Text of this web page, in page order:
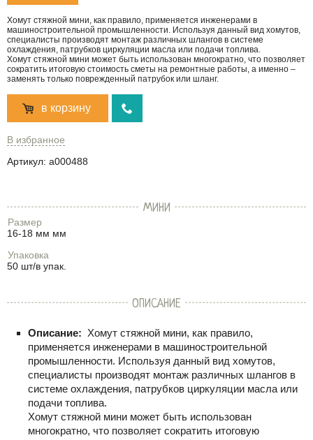
Хомут стяжной мини, как правило, применяется инженерами в
машиностроительной промышленности. Используя данный вид хомутов,
специалисты производят монтаж различных шлангов в системе
охлаждения, патрубков циркуляции масла или подачи топлива.
Хомут стяжной мини может быть использован многократно, что позволяет
сократить итоговую стоимость сметы на ремонтные работы, а именно –
заменять только поврежденный патрубок или шланг.
в корзину
В избранное
Артикул: a000488
МИНИ
Размер
16-18 мм мм
Упаковка
50 шт/в упак.
ОПИСАНИЕ
Описание: Хомут стяжной мини, как правило,
применяется инженерами в машиностроительной
промышленности. Используя данный вид хомутов,
специалисты производят монтаж различных шлангов в
системе охлаждения, патрубков циркуляции масла или
подачи топлива.
Хомут стяжной мини может быть использован
многократно, что позволяет сократить итоговую